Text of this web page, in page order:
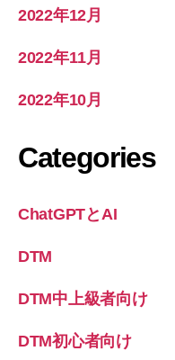
2022年12月
2022年11月
2022年10月
Categories
ChatGPTとAI
DTM
DTM中上級者向け
DTM初心者向け